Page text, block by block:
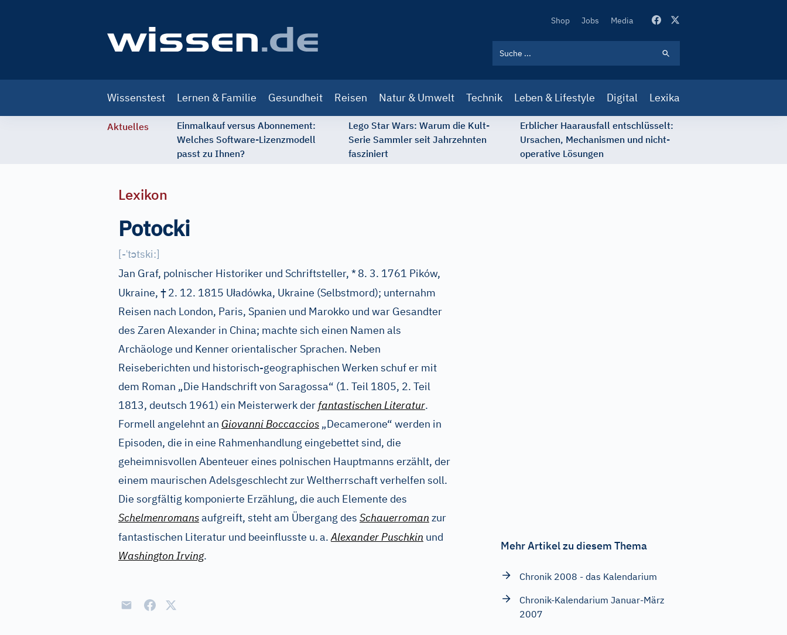
Secondary
Shop Jobs Media
navigation
Wissenstest Lernen & Familie Gesundheit Reisen Natur & Umwelt Technik Leben & Lifestyle Digital Lexika
Aktuelles
Einmalkauf versus Abonnement:
Welches Software-Lizenzmodell
passt zu Ihnen?
Lego Star Wars: Warum die Kult-
Serie Sammler seit Jahrzehnten
fasziniert
Erblicher Haarausfall entschlüsselt:
Ursachen, Mechanismen und nicht-
operative Lösungen
Lexikon
Potocki
[-ˈtɔtski:]
Jan Graf, polnischer Historiker und Schriftsteller, *8. 3. 1761 Pików,
Ukraine, †2. 12. 1815 Uładówka, Ukraine (Selbstmord); unternahm
Reisen nach London, Paris, Spanien und Marokko und war Gesandter
des Zaren Alexander in China; machte sich einen Namen als
Archäologe und Kenner orientalischer Sprachen. Neben
Reiseberichten und historisch-geographischen Werken schuf er mit
dem Roman „Die Handschrift von Saragossa“ (1. Teil 1805, 2. Teil
1813, deutsch 1961) ein Meisterwerk der fantastischen Literatur.
Formell angelehnt an Giovanni Boccaccios „Decamerone“ werden in
Episoden, die in eine Rahmenhandlung eingebettet sind, die
geheimnisvollen Abenteuer eines polnischen Hauptmanns erzählt, der
einem maurischen Adelsgeschlecht zur Weltherrschaft verhelfen soll.
Die sorgfältig komponierte Erzählung, die auch Elemente des
Schelmenromansaufgreift, steht am Übergang des Schauerroman zur
fantastischen Literatur und beeinflusste u.a.Alexander Puschkin und
Washington Irving.
Mehr Artikel zu diesem Thema
Chronik 2008 - das Kalendarium
Chronik-Kalendarium Januar-März
2007